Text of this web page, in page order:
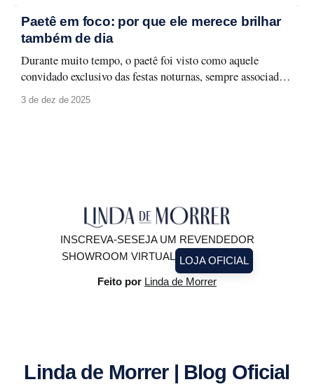
merecem atenção e que podem transformar a forma como
você olha para o seu guarda-roupa, sua rotina
Paetê em foco: por que ele merece brilhar
também de dia
Durante muito tempo, o paetê foi visto como aquele
convidado exclusivo das festas noturnas, sempre associado a
produções glamourosas, luz baixa e ocasiões especiais. A
3 de dez de 2025
INSCREVA-SESEJA UM REVENDEDOR
SHOWROOM VIRTUAL LOJA OFICIAL
Feito por Linda de Morrer
Linda de Morrer | Blog Oficial